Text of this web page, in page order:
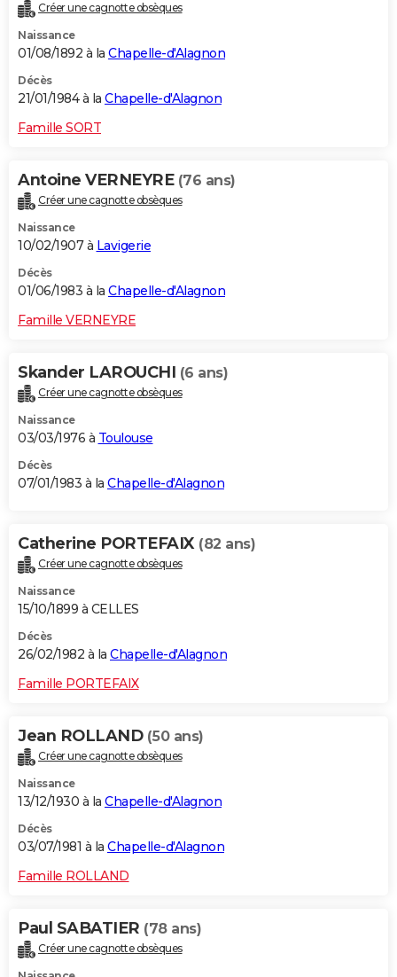
Créer une cagnotte obsèques
Naissance
01/08/1892 à la Chapelle-d'Alagnon
Décès
21/01/1984 à la Chapelle-d'Alagnon
Famille SORT
Antoine VERNEYRE (76 ans)
Créer une cagnotte obsèques
Naissance
10/02/1907 à Lavigerie
Décès
01/06/1983 à la Chapelle-d'Alagnon
Famille VERNEYRE
Skander LAROUCHI (6 ans)
Créer une cagnotte obsèques
Naissance
03/03/1976 à Toulouse
Décès
07/01/1983 à la Chapelle-d'Alagnon
Catherine PORTEFAIX (82 ans)
Créer une cagnotte obsèques
Naissance
15/10/1899 à CELLES
Décès
26/02/1982 à la Chapelle-d'Alagnon
Famille PORTEFAIX
Jean ROLLAND (50 ans)
Créer une cagnotte obsèques
Naissance
13/12/1930 à la Chapelle-d'Alagnon
Décès
03/07/1981 à la Chapelle-d'Alagnon
Famille ROLLAND
Paul SABATIER (78 ans)
Créer une cagnotte obsèques